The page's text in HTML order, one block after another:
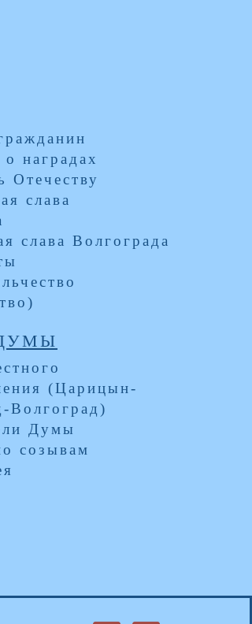
наградах
Отечеству
слава
слава Волгограда
(Царицын-
Волгоград)
Думы
созывам